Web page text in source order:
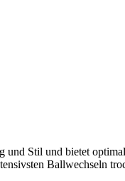
Stil und bietet
Ballwechseln